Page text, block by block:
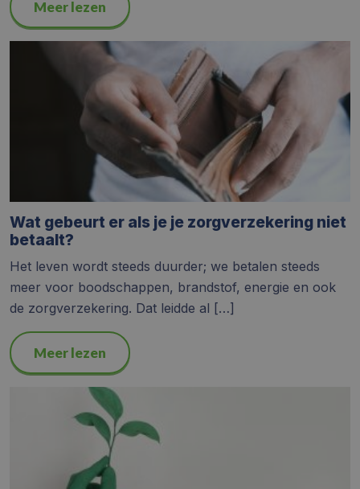
Meer lezen
Wat gebeurt er als je je zorgverzekering niet
betaalt?
Het leven wordt steeds duurder; we betalen steeds
meer voor boodschappen, brandstof, energie en ook
de zorgverzekering. Dat leidde al […]
Meer lezen